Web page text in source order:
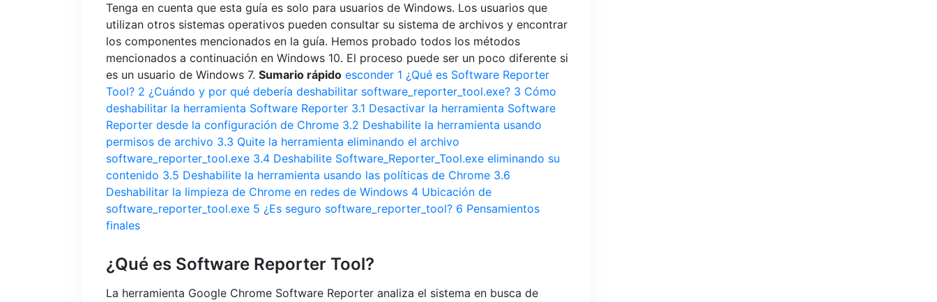
Tenga en cuenta que esta guía es solo para usuarios de Windows. Los usuarios que
utilizan otros sistemas operativos pueden consultar su sistema de archivos y encontrar
los componentes mencionados en la guía. Hemos probado todos los métodos
mencionados a continuación en Windows 10. El proceso puede ser un poco diferente si
es un usuario de Windows 7. Sumario rápido esconder 1 ¿Qué es Software Reporter
Tool? 2 ¿Cuándo y por qué debería deshabilitar software_reporter_tool.exe? 3 Cómo
deshabilitar la herramienta Software Reporter 3.1 Desactivar la herramienta Software
Reporter desde la configuración de Chrome 3.2 Deshabilite la herramienta usando
permisos de archivo 3.3 Quite la herramienta eliminando el archivo
software_reporter_tool.exe 3.4 Deshabilite Software_Reporter_Tool.exe eliminando su
contenido 3.5 Deshabilite la herramienta usando las políticas de Chrome 3.6
Deshabilitar la limpieza de Chrome en redes de Windows 4 Ubicación de
software_reporter_tool.exe 5 ¿Es seguro software_reporter_tool? 6 Pensamientos
finales
¿Qué es Software Reporter Tool?
La herramienta Google Chrome Software Reporter analiza el sistema en busca de